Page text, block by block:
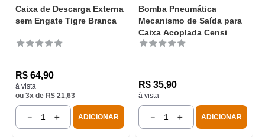
Caixa de Descarga Externa
sem Engate Tigre Branca
R$ 64,90
à vista
ou 3x de R$ 21,63
＋
－ ADICIONAR
Bomba Pneumática
Mecanismo de Saída para
Caixa Acoplada Censi
R$ 35,90
à vista
＋
－ ADICIONAR